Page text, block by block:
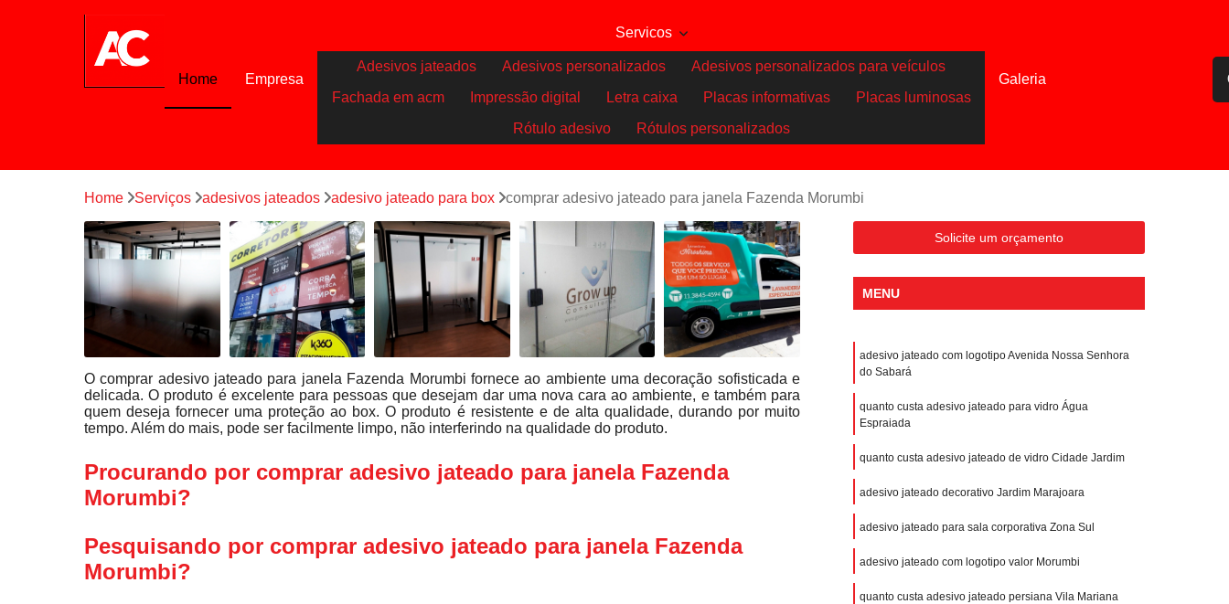
Home Empresa
Servicos
Adesivos jateados Adesivos personalizados
Adesivos personalizados para veículos
Fachada em acm
Impressão digital Letra caixa Placas informativas
Placas luminosas
Rótulo adesivo
Rótulos personalizados
Galeria
Home Serviços adesivos jateados adesivo jateado para box comprar adesivo jateado para janela Fazenda Morumbi
O comprar adesivo jateado para janela Fazenda Morumbi fornece ao ambiente uma decoração sofisticada e
delicada. O produto é excelente para pessoas que desejam dar uma nova cara ao ambiente, e também para
quem deseja fornecer uma proteção ao box. O produto é resistente e de alta qualidade, durando por muito
tempo. Além do mais, pode ser facilmente limpo, não interferindo na qualidade do produto.
Procurando por comprar adesivo jateado para janela Fazenda
Morumbi?
Pesquisando por comprar adesivo jateado para janela Fazenda
Morumbi?
Solicite um orçamento
MENU
adesivo jateado com logotipo Avenida Nossa Senhora
do Sabará
quanto custa adesivo jateado para vidro Água
Espraiada
quanto custa adesivo jateado de vidro Cidade Jardim
adesivo jateado decorativo Jardim Marajoara
adesivo jateado para sala corporativa Zona Sul
adesivo jateado com logotipo valor Morumbi
quanto custa adesivo jateado persiana Vila Mariana